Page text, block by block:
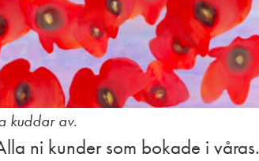
kuddar av.
ni kunder som bokade i våras.